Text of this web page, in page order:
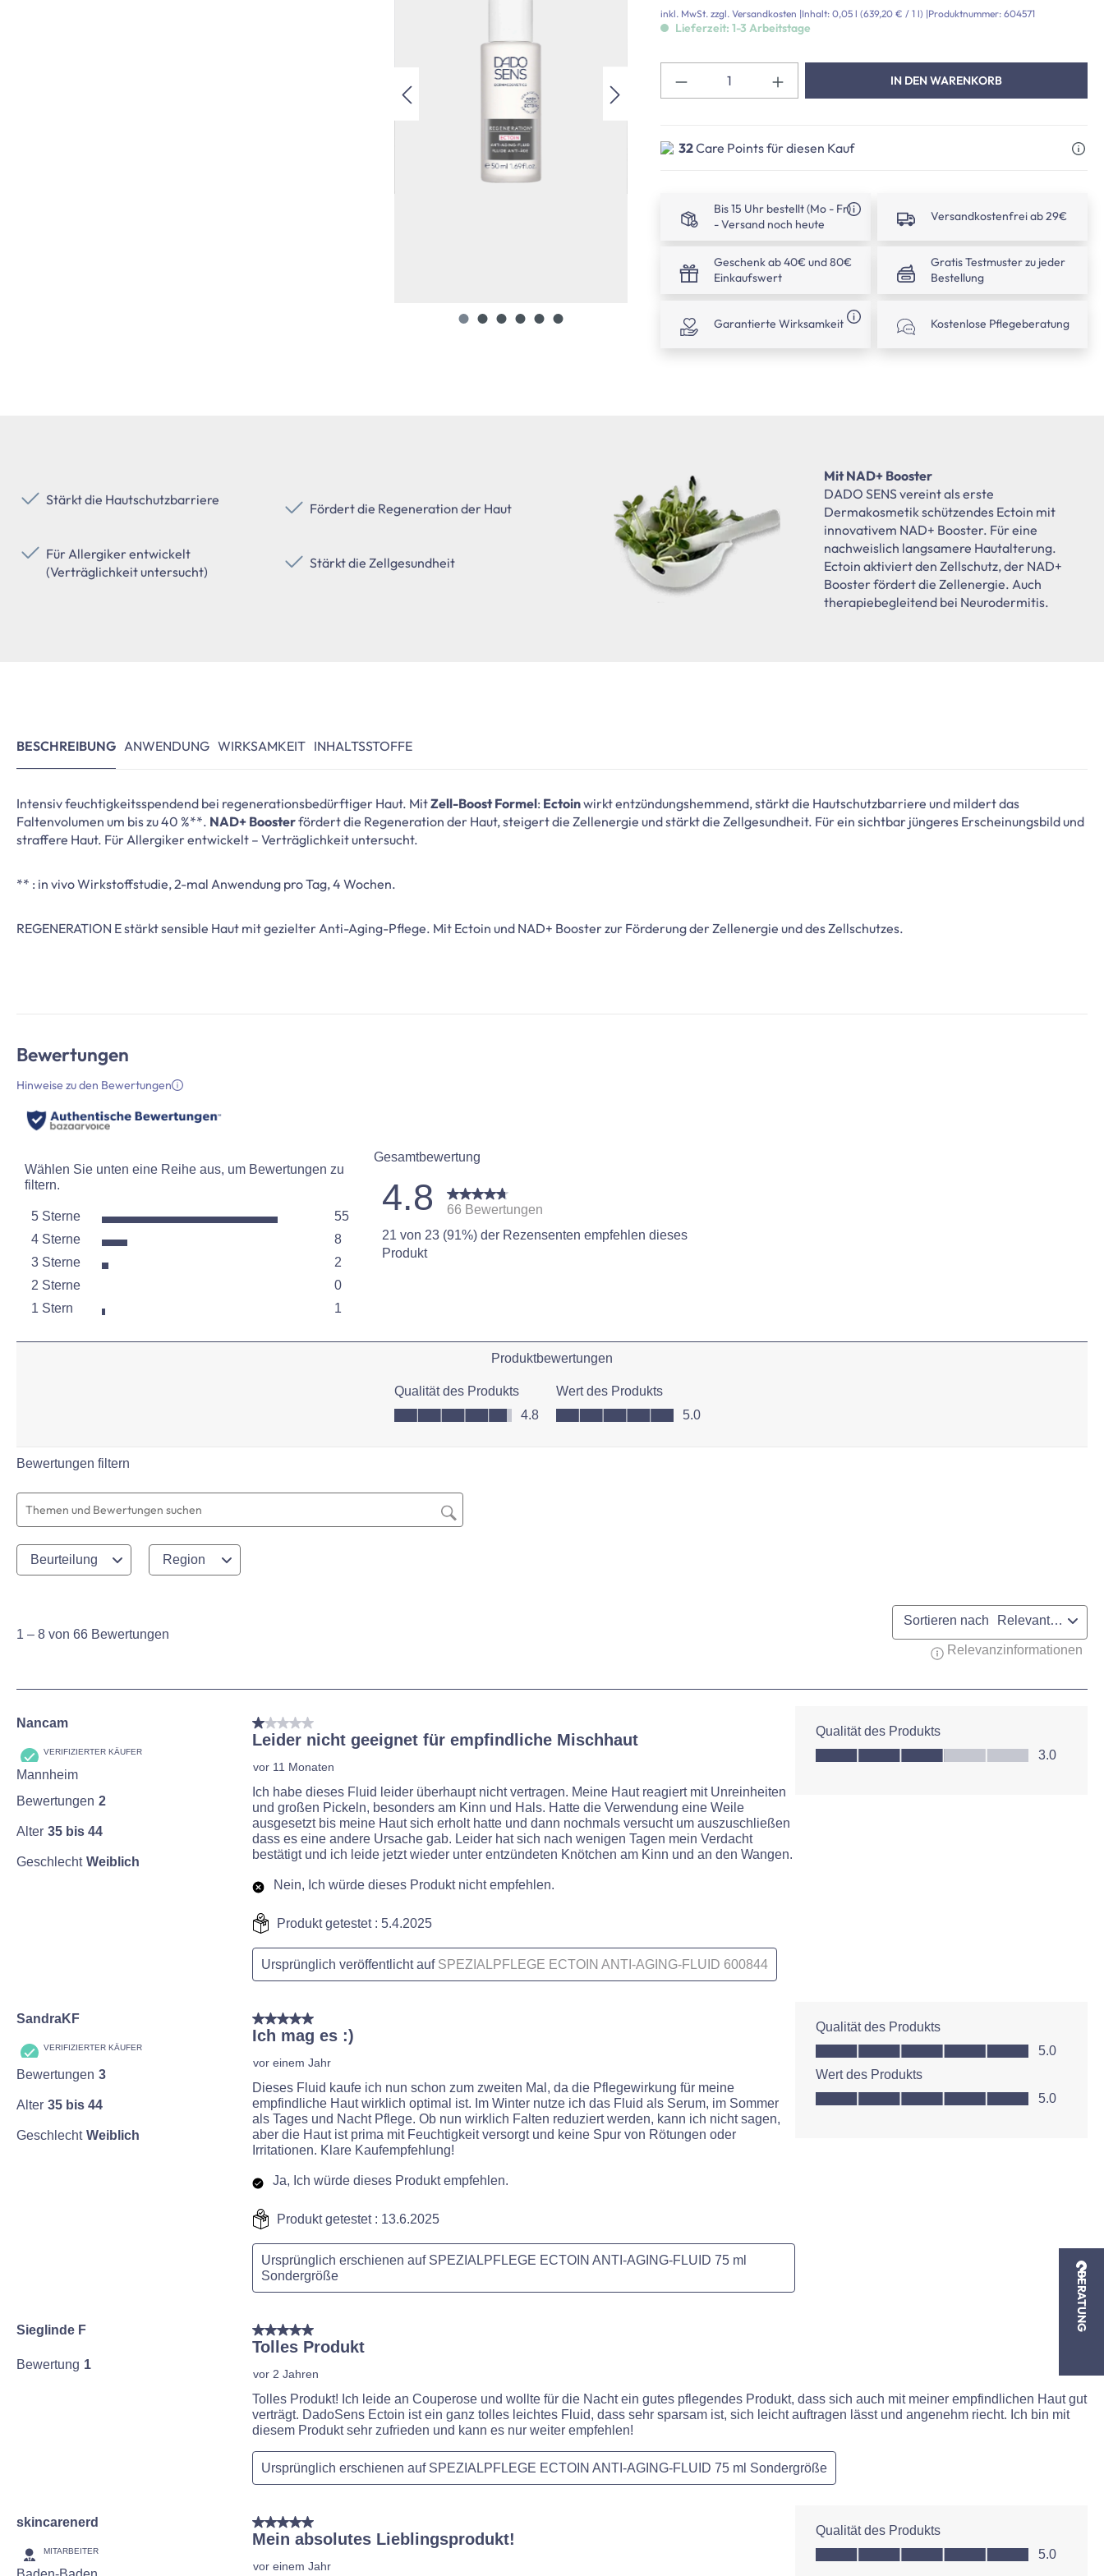
Bewertung.
Read
66
Link
Seite.
inkl. MwSt. zzgl. Versandkosten |Inhalt: 0,05 l (639,20 € / 1 l) |Produktnummer: 604571
Lieferzeit: 1-3 Arbeitstage
Produkt Anzahl: Gib den
IN DEN WARENKORB
32Care Points für diesen Kauf
Bis 15 Uhr bestellt (Mo - Fr)
- Versand noch heute
Versandkostenfrei ab 29€
Geschenk ab 40€ und 80€
Einkaufswert
Gratis Testmuster zu jeder
Bestellung
Garantierte Wirksamkeit Kostenlose Pflegeberatung
Stärkt die Hautschutzbarriere
Für Allergiker entwickelt
(Verträglichkeit untersucht)
Fördert die Regeneration der Haut
Stärkt die Zellgesundheit
Mit NAD+ Booster
DADO SENS vereint als erste
Dermakosmetik schützendes Ectoin mit
innovativem NAD+ Booster. Für eine
nachweislich langsamere Hautalterung.
Ectoin aktiviert den Zellschutz, der NAD+
Booster fördert die Zellenergie. Auch
therapiebegleitend bei Neurodermitis.
BESCHREIBUNG INHALTSSTOFFE
WIRKSAMKEIT
ANWENDUNG
Intensiv feuchtigkeitsspendend bei regenerationsbedürftiger Haut. MitZell-Boost Formel: Ectoinwirkt entzündungshemmend, stärkt die Hautschutzbarriere und mildert das
Faltenvolumen um bis zu 40 %**. NAD+ Boosterfördert die Regeneration der Haut, steigert die Zellenergie und stärkt die Zellgesundheit. Für ein sichtbar jüngeres Erscheinungsbild und
straffere Haut. Für Allergiker entwickelt – Verträglichkeit untersucht.
** : in vivo Wirkstoffstudie, 2-mal Anwendung pro Tag, 4 Wochen.
REGENERATION E stärkt sensible Haut mit gezielter Anti-Aging-Pflege. Mit Ectoin und NAD+ Booster zur Förderung der Zellenergie und des Zellschutzes.
Bewertungen
Hinweise zu den Bewertungen
Wählen Sie unten eine Reihe aus, um Bewertungen zu
filtern.
5 Sterne Sterne
55
55 Bewertungen mit 5 Sternen.
4 Sterne Sterne
8
8 Bewertungen mit 4 Sternen.
3 Sterne Sterne
2
2 Bewertungen mit 3 Sternen.
2 Sterne
0
0 Bewertungen mit 2 Sternen.
1 Stern Sterne
1
Gesamtbewertung
4.8
66 Bewertungen
21 von 23 (91%) der Rezensenten empfehlen dieses
Produkt
Produktbewertungen
Qualität des Produkts
Qualität des Produkts, 4.8 von 5
4.8
Wert des Produkts
Wert des Produkts, 5.0 von 5
5.0
Bewertungen filtern
Suchthemen und Bewertungen Suchregion
Beurteilung Region
8
1 – 8 von 66 Bewertungen
Sortieren nach Relevanteste
Relevanzinformationen
Nancam
VERIFIZIERTER KÄUFER
Mannheim
Bewertungen 2
Alter 35 bis 44
Geschlecht Weiblich
1 von 5 Sternen.
Leider nicht geeignet für empfindliche Mischhaut
vor 11 Monaten
Ich habe dieses Fluid leider überhaupt nicht vertragen. Meine Haut reagiert mit Unreinheiten
und großen Pickeln, besonders am Kinn und Hals. Hatte die Verwendung eine Weile
ausgesetzt bis meine Haut sich erholt hatte und dann nochmals versucht um auszuschließen
dass es eine andere Ursache gab. Leider hat sich nach wenigen Tagen mein Verdacht
bestätigt und ich leide jetzt wieder unter entzündeten Knötchen am Kinn und an den Wangen.
Nein, Ich würde dieses Produkt nicht empfehlen.
Produkt getestet : 5.4.2025
Ursprünglich veröffentlicht auf SPEZIALPFLEGE ECTOIN ANTI-AGING-FLUID 600844
Qualität des Produkts
Qualität des Produkts, 3.0 von 5
3.0
SandraKF
VERIFIZIERTER KÄUFER
Bewertungen 3
Alter 35 bis 44
Geschlecht Weiblich
5 von 5 Sternen.
Ich mag es :)
vor einem Jahr
Dieses Fluid kaufe ich nun schon zum zweiten Mal, da die Pflegewirkung für meine
empfindliche Haut wirklich optimal ist. Im Winter nutze ich das Fluid als Serum, im Sommer
als Tages und Nacht Pflege. Ob nun wirklich Falten reduziert werden, kann ich nicht sagen,
aber die Haut ist prima mit Feuchtigkeit versorgt und keine Spur von Rötungen oder
Irritationen. Klare Kaufempfehlung!
Ja, Ich würde dieses Produkt empfehlen.
Produkt getestet : 13.6.2025
Ursprünglich erschienen auf SPEZIALPFLEGE ECTOIN ANTI-AGING-FLUID 75 ml
Sondergröße
Qualität des Produkts
Qualität des Produkts, 5.0 von 5
5.0
Wert des Produkts
Wert des Produkts, 5.0 von 5
5.0
Sieglinde F
Bewertung 1
5 von 5 Sternen.
Tolles Produkt
vor 2 Jahren
Tolles Produkt! Ich leide an Couperose und wollte für die Nacht ein gutes pflegendes Produkt, dass sich auch mit meiner empfindlichen Haut gut
verträgt. DadoSens Ectoin ist ein ganz tolles leichtes Fluid, dass sehr sparsam ist, sich leicht auftragen lässt und angenehm riecht. Ich bin mit
diesem Produkt sehr zufrieden und kann es nur weiter empfehlen!
Ursprünglich erschienen auf SPEZIALPFLEGE ECTOIN ANTI-AGING-FLUID 75 ml Sondergröße
skincarenerd
MITARBEITER
5 von 5 Sternen.
Mein absolutes Lieblingsprodukt!
vor einem Jahr
Qualität des Produkts
Qualität des Produkts, 5.0 von 5
5.0
BERATUNG